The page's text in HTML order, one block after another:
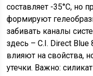
составляет -35°C, но
формируют
забивать каналы
здесь – C.I. Direct Blue
влияют на свойства,
утечки. Важно: